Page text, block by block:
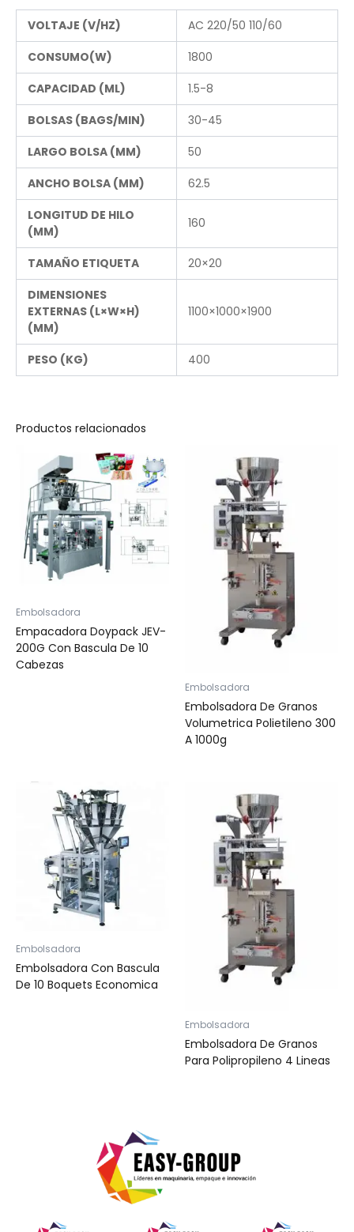
VOLTAJE (V/HZ)
AC 220/50 110/60
CONSUMO(W)
1800
CAPACIDAD (ML)
1.5-8
BOLSAS (BAGS/MIN)
30-45
LARGO BOLSA (MM)
50
ANCHO BOLSA (MM)
62.5
LONGITUD DE HILO
(MM)
160
TAMAÑO ETIQUETA
20×20
DIMENSIONES
EXTERNAS (L×W×H)
(MM)
1100×1000×1900
PESO (KG) 400
Productos relacionados
Embolsadora
Empacadora Doypack JEV-
200G Con Bascula De 10
Cabezas
Embolsadora
Embolsadora De Granos
Volumetrica Polietileno 300
A 1000g
Embolsadora
Embolsadora Con Bascula
De 10 Boquets Economica
Embolsadora
Embolsadora De Granos
Para Polipropileno 4 Lineas